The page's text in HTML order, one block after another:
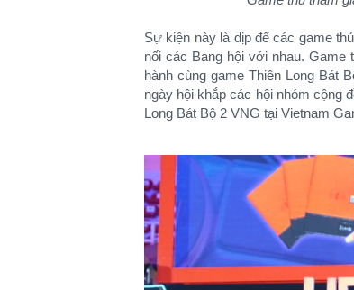
Sự kiện này là dịp để các game
nối các Bang hội với nhau. Game
hành cùng game Thiên Long Bát
ngày hội khắp các hội nhóm cộng
Long Bát Bộ 2 VNG tại Vietnam